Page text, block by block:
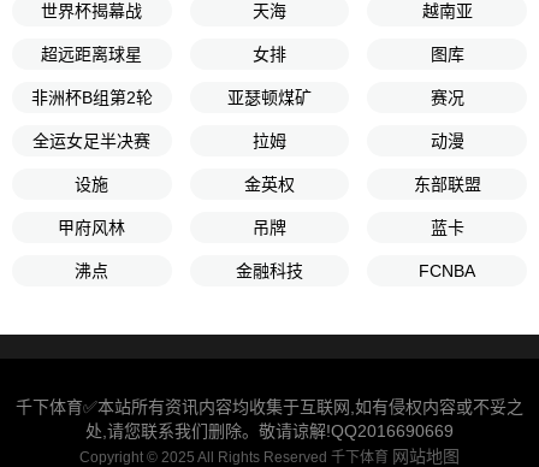
世界杯揭幕战 天海 越南亚
超远距离球星 女排 图库
非洲杯B组第2轮 亚瑟顿煤矿 赛况
全运女足半决赛 拉姆 动漫
设施 金英权 东部联盟
甲府风林 吊牌 蓝卡
沸点 金融科技 FCNBA
千下体育✅本站所有资讯内容均收集于互联网,如有侵权内容或不妥之
处,请您联系我们删除。敬请谅解!QQ2016690669
Copyright © 2025 All Rights Reserved 千下体育 网站地图